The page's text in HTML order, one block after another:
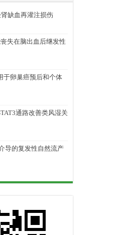
缺血再灌注损伤
失在脑出血后继发性
于卵巢癌预后和个体
通路改善类风湿关
导的复发性自然流产